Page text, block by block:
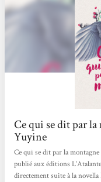
Ce qui se dit par
Yuyine
Ce qui se dit par la
publié aux éditions
directement suite à la